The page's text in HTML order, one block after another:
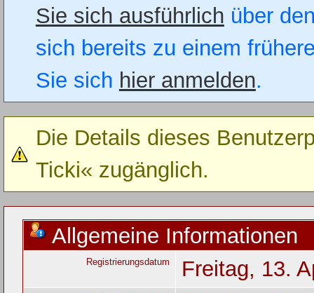
Sie sich ausführlich über
sich bereits zu einem
Sie sich hier anmelden.
Die Details dieses
Ticki« zugänglich.
Allgemeine Informationen
Registrierungsdatum Freitag, 13.